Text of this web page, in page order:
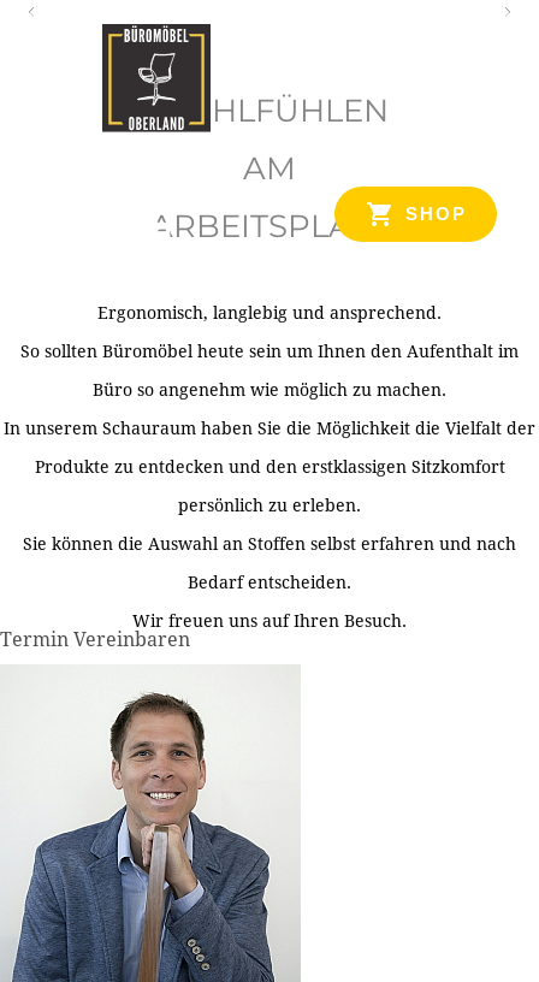
SHOP
WOHLFÜHLEN
AM
ARBEITSPLATZ
Ergonomisch, langlebig und ansprechend.
So sollten Büromöbel heute sein um Ihnen den Aufenthalt im
Büro so angenehm wie möglich zu machen.
In unserem Schauraum haben Sie die Möglichkeit die Vielfalt der
Produkte zu entdecken und den erstklassigen Sitzkomfort
persönlich zu erleben.
Sie können die Auswahl an Stoffen selbst erfahren und nach
Bedarf entscheiden.
Wir freuen uns auf Ihren Besuch.
Termin Vereinbaren